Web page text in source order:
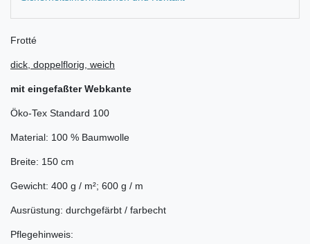
Frotté
dick, doppelflorig, weich
mit eingefaßter Webkante
Öko-Tex Standard 100
Material: 100 % Baumwolle
Breite: 150 cm
Gewicht: 400 g / m²; 600 g / m
Ausrüstung: durchgefärbt / farbecht
Pflegehinweis: